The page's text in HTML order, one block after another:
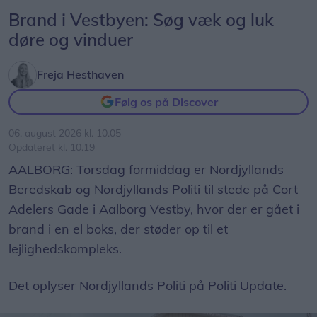
Brand i Vestbyen: Søg væk og luk
døre og vinduer
Freja Hesthaven
Følg os på Discover
06. august 2026 kl. 10.05
Opdateret kl. 10.19
AALBORG: Torsdag formiddag er Nordjyllands
Beredskab og Nordjyllands Politi til stede på Cort
Adelers Gade i Aalborg Vestby, hvor der er gået i
brand i en el boks, der støder op til et
lejlighedskompleks.
Det oplyser Nordjyllands Politi på Politi Update.